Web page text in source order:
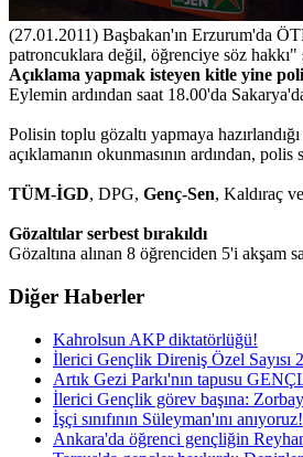
(27.01.2011) Başbakan'ın Erzurum'da
patroncuklara değil, öğrenciye söz
Açıklama yapmak isteyen kitle yine
Eylemin ardından saat 18.00'da
Polisin toplu gözaltı yapmaya
açıklamanın okunmasının ardından, polis
TÜM-İGD, DPG, Genç-Sen, Kaldıraç ve
Gözaltılar serbest bırakıldı
Gözaltına alınan 8 öğrenciden 5'i akşam
Diğer Haberler
Kahrolsun AKP diktatörlüğü!
İlerici Gençlik Direniş Özel Sayısı 2
Artık Gezi Parkı'nın tapusu
İlerici Gençlik görev başına:
İşçi sınıfının Süleyman'ını anıyoruz!
Ankara'da öğrenci gençliğin